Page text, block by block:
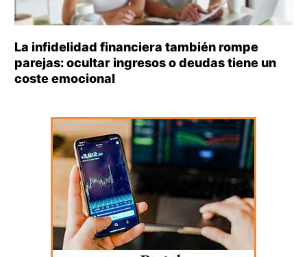
La infidelidad financiera también rompe
parejas: ocultar ingresos o deudas tiene un
coste emocional